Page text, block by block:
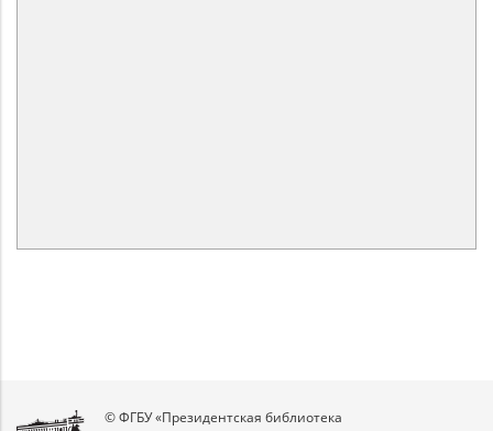
© ФГБУ «Президентская библиотека